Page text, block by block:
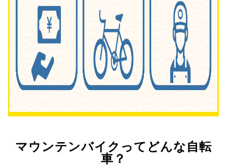
マウンテンバイクってどんな自転
車？